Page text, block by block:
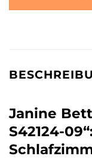
Janine
S42124-